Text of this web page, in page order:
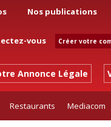
Nos publications
vous Créer votre
Annonce Légale
Restaurants Mediacom